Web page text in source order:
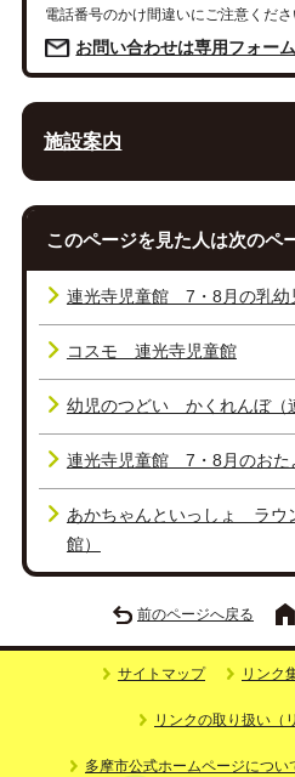
電話番号のかけ間違いにご注意くだ
お問い合わせは専用フォー
施設案内
このページを見た人は次のペ
連光寺児童館 7・8月の乳幼
コスモ 連光寺児童館
幼児のつどい かくれんぼ（
連光寺児童館 7・8月のおた
あかちゃんといっしょ ラウ
館）
前のページへ戻る
サイトマップ リンク
リンクの取り扱い（
多摩市公式ホームページについ